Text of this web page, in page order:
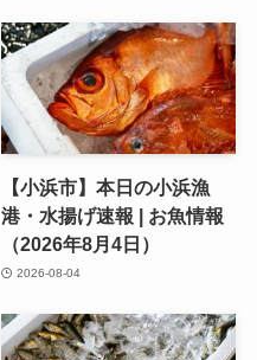
【小浜市】本日の小浜漁
港・水揚げ速報 | お魚情報
（2026年8月4日）
2026-08-04